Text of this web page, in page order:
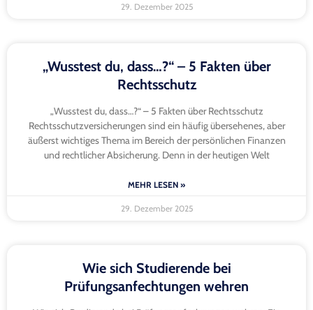
29. Dezember 2025
„Wusstest du, dass…?“ – 5 Fakten über
Rechtsschutz
„Wusstest du, dass…?“ – 5 Fakten über Rechtsschutz
Rechtsschutzversicherungen sind ein häufig übersehenes, aber
äußerst wichtiges Thema im Bereich der persönlichen Finanzen
und rechtlicher Absicherung. Denn in der heutigen Welt
MEHR LESEN »
29. Dezember 2025
Wie sich Studierende bei
Prüfungsanfechtungen wehren